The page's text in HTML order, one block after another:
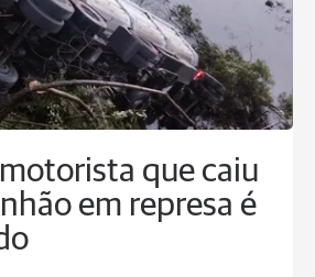
que caiu
em represa é